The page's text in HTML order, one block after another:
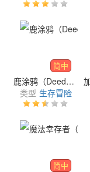
简中
鹿涂鸦（Deedle Doodle）
类型 生存冒险
简中